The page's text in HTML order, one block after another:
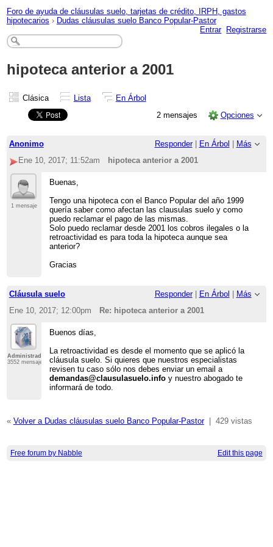
Foro de ayuda de cláusulas suelo, tarjetas de crédito, IRPH, gastos
hipotecarios › Dudas cláusulas suelo Banco Popular-Pastor
Entrar
Registrarse
hipoteca anterior a 2001
Clásica Lista
En Árbol
2 mensajes
Opciones
Anonimo Responder| En Árbol
Más
Ene 10, 2017; 11:52am
hipoteca anterior a 2001
1 mensaje
Buenas,
Tengo una hipoteca con el Banco Popular del año 1999
quería saber como afectan las clausulas suelo y como
puedo reclamar el pago de las mismas.
Solo puedo reclamar desde 2001 los cobros ilegales o la
retroactividad es para toda la hipoteca aunque sea
anterior?
Gracias
Cláusula suelo Responder| En Árbol
Más
Ene 10, 2017; 12:00pm
Re: hipoteca anterior a 2001
Administrador
3552 mensajes
Buenos días,
La retroactividad es desde el momento que se aplicó la
cláusula suelo. Si quieres que nuestros especialistas
revisen tu caso sólo nos debes enviar un email a
demandas@clausulasuelo.info y nuestro abogado te
informará de todo.
« Volver a Dudas cláusulas suelo Banco Popular-Pastor| 429 vistas
Free forum by Nabble Edit this page